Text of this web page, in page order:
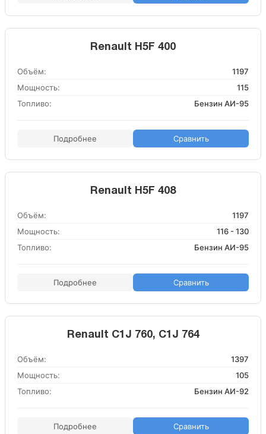
Renault H5F 400
Объём:
1197
Мощность:
115
Топливо:
Бензин АИ-95
Подробнее Сравнить
Renault H5F 408
Объём:
1197
Мощность:
116 - 130
Топливо:
Бензин АИ-95
Подробнее Сравнить
Renault C1J 760, C1J 764
Объём:
1397
Мощность:
105
Топливо:
Бензин АИ-92
Подробнее Сравнить